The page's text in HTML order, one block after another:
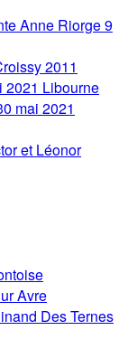
Anne Riorge 9
2011
2021 Libourne
mai 2021
et Léonor
Avre
Des Ternes